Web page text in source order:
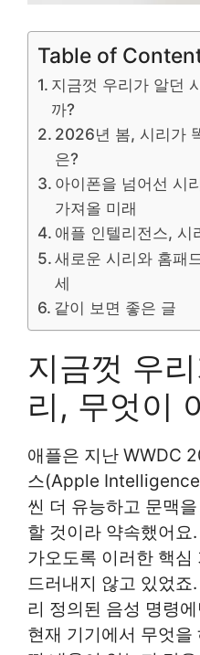
Table of
지금껏 우리가 알던
까?
2026년 봄, 시리가
은?
아이폰을 넘어선 시
가져올 미래
애플 인텔리전스, 시
새로운 시리와 홈패
세
같이 보면 좋은 글
지금껏 우
리, 무엇이
애플은 지난 WWDC
스(Apple
씬 더 유능하고 문맥
할 것이라 약속했어
가오도록 이러한 핵
드러내지 않고 있었죠
리 정의된 음성 명령
현재 기기에서 무엇을